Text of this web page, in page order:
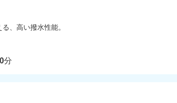
、高い撥水性能。
分